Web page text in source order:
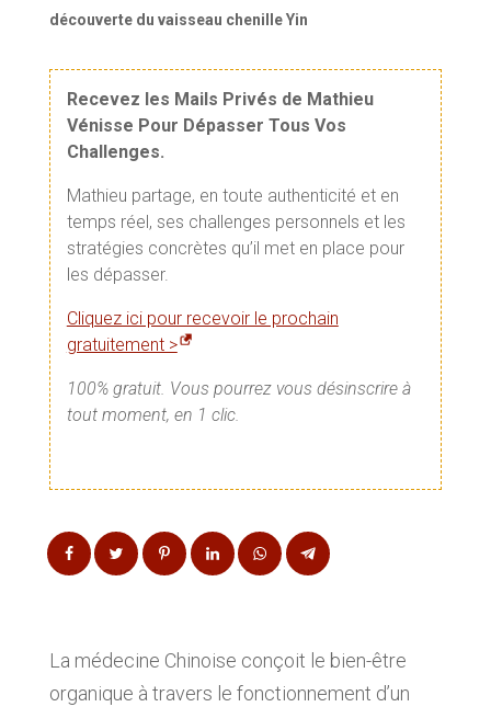
découverte du vaisseau chenille Yin
Recevez les Mails Privés de Mathieu
Vénisse Pour Dépasser Tous Vos
Challenges.
Mathieu partage, en toute authenticité et en
temps réel, ses challenges personnels et les
stratégies concrètes qu’il met en place pour
les dépasser.
Cliquez ici pour recevoir le prochain
gratuitement >
100% gratuit. Vous pourrez vous désinscrire à
tout moment, en 1 clic.
La médecine Chinoise conçoit le bien-être
organique à travers le fonctionnement d’un